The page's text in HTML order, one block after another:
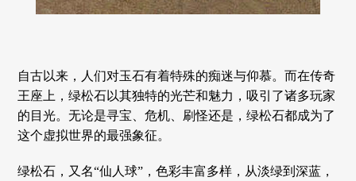
自古以来，人们对玉石有着特殊的痴迷与仰慕。而在传奇
王座上，绿松石以其独特的光芒和魅力，吸引了诸多玩家
的目光。无论是寻宝、危机、刷怪还是，绿松石都成为了
这个虚拟世界的最强象征。
绿松石，又名“仙人球”，色彩丰富多样，从淡绿到深蓝，